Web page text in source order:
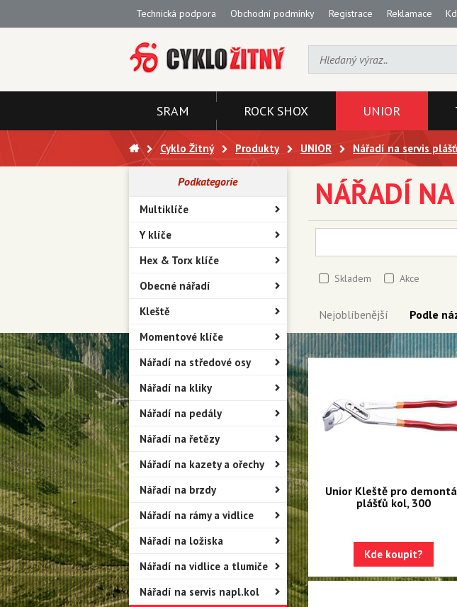
Technická podpora Obchodní podmínky Registrace Reklamace
SRAM ROCK SHOX UNIOR
Cyklo Žitný Produkty UNIOR Nářadí na servis
Podkategorie
Multiklíče
Y klíče
Hex & Torx klíče
Obecné nářadí
Kleště
Momentové klíče
Nářadí na středové osy
Nářadí na kliky
Nářadí na pedály
Nářadí na řetězy
Nářadí na kazety a ořechy
Nářadí na brzdy
Nářadí na rámy a vidlice
Nářadí na ložiska
Nářadí na vidlice a tlumiče
Nářadí na servis napl.kol
NÁŘADÍ
Skladem Akce
Nejoblíbenější Podle
Unior Kleště pro
plášťů kol, 300
Kde koupit?